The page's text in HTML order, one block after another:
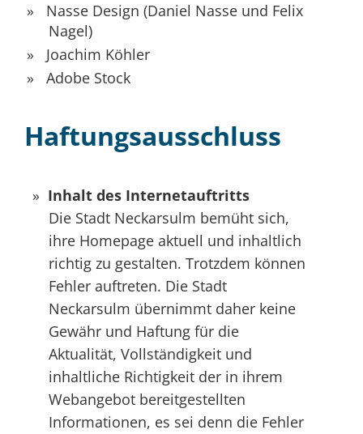
Nasse Design (Daniel Nasse und Felix
Nagel)
Joachim Köhler
Adobe Stock
Haftungsausschluss
Inhalt des Internetauftritts
Die Stadt Neckarsulm bemüht sich,
ihre Homepage aktuell und inhaltlich
richtig zu gestalten. Trotzdem können
Fehler auftreten. Die Stadt
Neckarsulm übernimmt daher keine
Gewähr und Haftung für die
Aktualität, Vollständigkeit und
inhaltliche Richtigkeit der in ihrem
Webangebot bereitgestellten
Informationen, es sei denn die Fehler